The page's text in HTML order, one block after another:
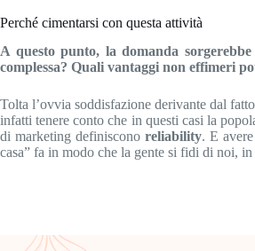
Perché cimentarsi con questa attività
A questo punto, la domanda
complessa? Quali vantaggi non effimeri
Tolta l’ovvia soddisfazione derivante dal
infatti tenere conto che in questi casi la
di marketing definiscono reliability. E
casa” fa in modo che la gente si fidi di noi,